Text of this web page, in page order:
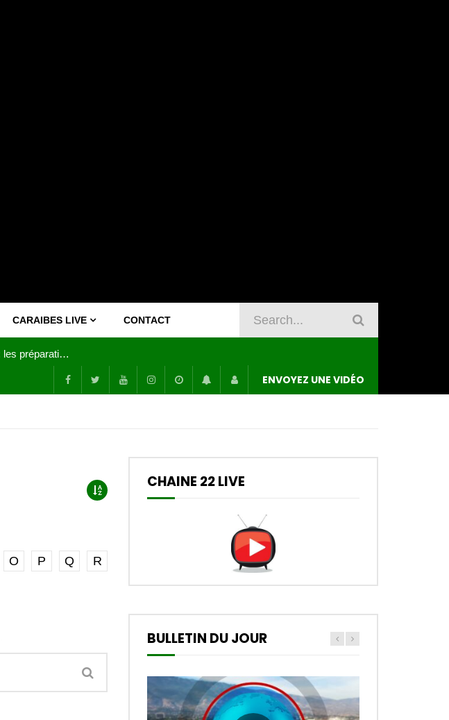
CARAIBES LIVE CONTACT
Joy Clerf Derisier, sur les traces de son père : évangéliser par la musique
ENVOYEZ UNE VIDÉO
O P Q
R
CHAINE 22 LIVE
BULLETIN DU JOUR